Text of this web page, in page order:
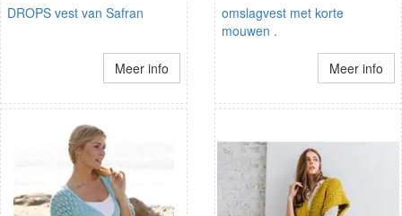
DROPS vest van Safran
Meer info
omslagvest met korte
mouwen .
Meer info